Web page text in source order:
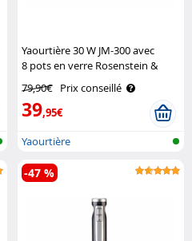
Yaourtière 30 W JM-300 avec
8 pots en verre Rosenstein &
79,90€ Prix conseillé
39,95€
Yaourtière
-47 %